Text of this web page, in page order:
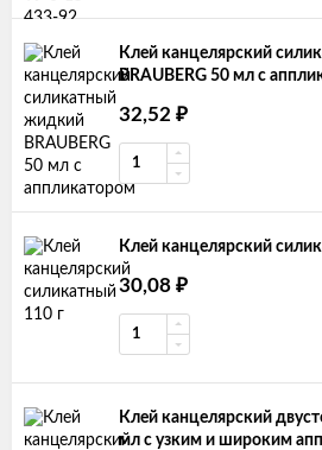
Клей канцелярский
BRAUBERG 50 мл с
32,52 ₽
Клей канцелярский
30,08 ₽
Клей канцелярский
мл с узким и широким